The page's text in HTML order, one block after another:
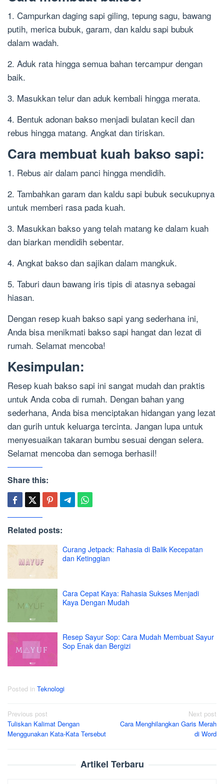
1. Campurkan daging sapi giling, tepung sagu, bawang
putih, merica bubuk, garam, dan kaldu sapi bubuk
dalam wadah.
2. Aduk rata hingga semua bahan tercampur dengan
baik.
3. Masukkan telur dan aduk kembali hingga merata.
4. Bentuk adonan bakso menjadi bulatan kecil dan
rebus hingga matang. Angkat dan tiriskan.
Cara membuat kuah bakso sapi:
1. Rebus air dalam panci hingga mendidih.
2. Tambahkan garam dan kaldu sapi bubuk secukupnya
untuk memberi rasa pada kuah.
3. Masukkan bakso yang telah matang ke dalam kuah
dan biarkan mendidih sebentar.
4. Angkat bakso dan sajikan dalam mangkuk.
5. Taburi daun bawang iris tipis di atasnya sebagai
hiasan.
Dengan resep kuah bakso sapi yang sederhana ini,
Anda bisa menikmati bakso sapi hangat dan lezat di
rumah. Selamat mencoba!
Kesimpulan:
Resep kuah bakso sapi ini sangat mudah dan praktis
untuk Anda coba di rumah. Dengan bahan yang
sederhana, Anda bisa menciptakan hidangan yang lezat
dan gurih untuk keluarga tercinta. Jangan lupa untuk
menyesuaikan takaran bumbu sesuai dengan selera.
Selamat mencoba dan semoga berhasil!
Share this:
Related posts:
Curang Jetpack: Rahasia di Balik Kecepatan
dan Ketinggian
Cara Cepat Kaya: Rahasia Sukses Menjadi
Kaya Dengan Mudah
Resep Sayur Sop: Cara Mudah Membuat Sayur
Sop Enak dan Bergizi
Posted in Teknologi
Post
navigation
Previous post
Tuliskan Kalimat Dengan
Menggunakan Kata-Kata Tersebut
Next post
Cara Menghilangkan Garis Merah
di Word
Artikel Terbaru